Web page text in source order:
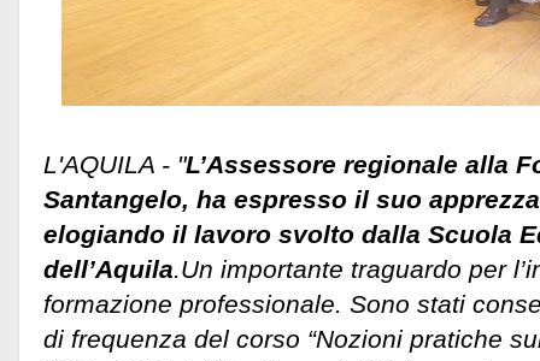
L'AQUILA - "L’Assessore regionale alla
Santangelo, ha espresso il suo
elogiando il lavoro svolto dalla Scuola
dell’Aquila .Un importante traguardo per
formazione professionale. Sono stati
di frequenza del corso “Nozioni pratiche